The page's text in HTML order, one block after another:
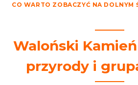
CO WARTO ZOBACZYĆ NA DOLNYM
Waloński
przyrody i